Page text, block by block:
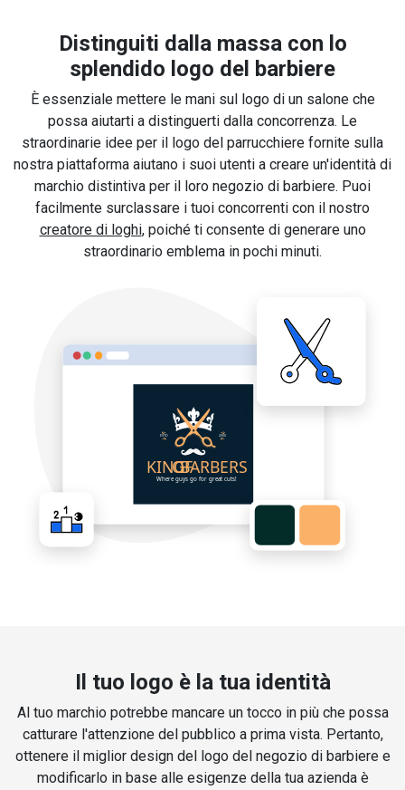
Distinguiti dalla massa con lo
splendido logo del barbiere
È essenziale mettere le mani sul logo di un salone che
possa aiutarti a distinguerti dalla concorrenza. Le
straordinarie idee per il logo del parrucchiere fornite sulla
nostra piattaforma aiutano i suoi utenti a creare un'identità di
marchio distintiva per il loro negozio di barbiere. Puoi
facilmente surclassare i tuoi concorrenti con il nostro
creatore di loghi, poiché ti consente di generare uno
straordinario emblema in pochi minuti.
Il tuo logo è la tua identità
Al tuo marchio potrebbe mancare un tocco in più che possa
catturare l'attenzione del pubblico a prima vista. Pertanto,
ottenere il miglior design del logo del negozio di barbiere e
modificarlo in base alle esigenze della tua azienda è